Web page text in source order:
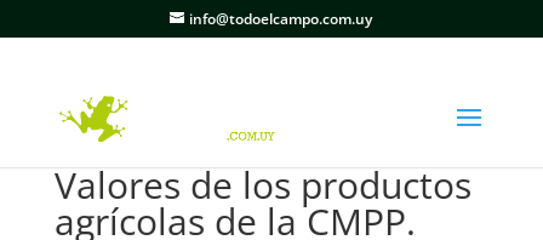
info@todoelcampo.com.uy
Valores de los productos
agrícolas de la CMPP.